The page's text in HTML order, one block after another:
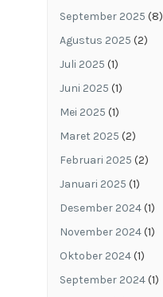
September 2025 (8)
Agustus 2025 (2)
Juli 2025 (1)
Juni 2025 (1)
Mei 2025 (1)
Maret 2025 (2)
Februari 2025 (2)
Januari 2025 (1)
Desember 2024(1)
November 2024(1)
Oktober 2024(1)
September 2024(1)